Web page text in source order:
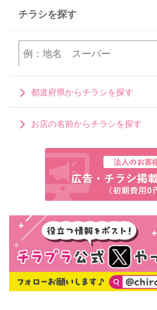
チラシを探す
都道府県からチラシを探す
お店の名前からチラシを探す